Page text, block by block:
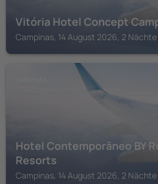
Vitória Hotel Concept
Campinas, 14 August 2026, 2 Nächte
Hotel Contemporâneo BY
Resorts
Campinas, 14 August 2026, 2 Nächte